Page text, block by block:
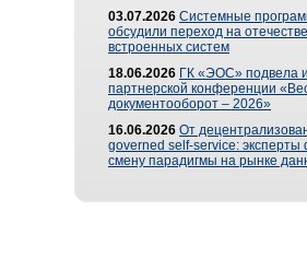
03.07.2026 Системные
обсудили переход на
встроенных систем
18.06.2026 ГК «ЭОС» подвела
партнерской конференции
документооборот – 2026»
16.06.2026 От
governed self-service: эксперты
смену парадигмы на рынке